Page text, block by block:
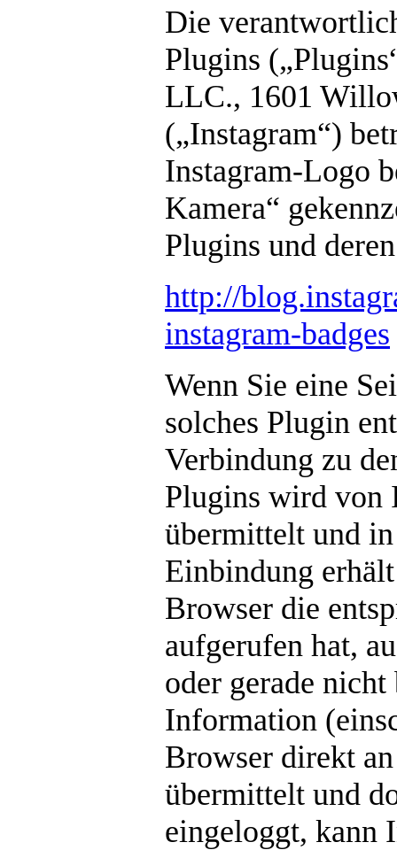
Die
Plugins
LLC., 1601
(„Instagram“)
Instagram-Logo
Kamera“
Plugins und
http://
instagram-badges
Wenn Sie eine
solches Plugin
Verbindung zu
Plugins wird von
übermittelt und
Einbindung
Browser die
aufgerufen hat,
oder gerade
Information
Browser direkt
übermittelt und
eingeloggt, kann